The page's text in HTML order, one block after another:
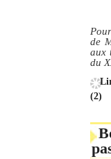
de
aux
du
(2)